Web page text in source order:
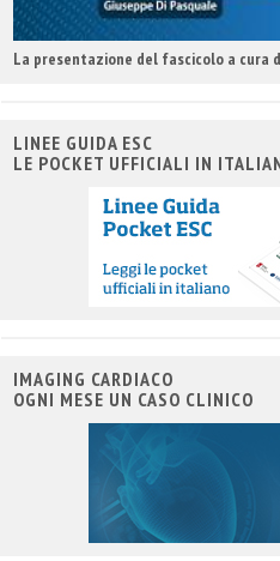
La presentazione del fascicolo a cura
LINEE GUIDA ESC
LE POCKET UFFICIALI IN
IMAGING CARDIACO
OGNI MESE UN CASO CLINICO